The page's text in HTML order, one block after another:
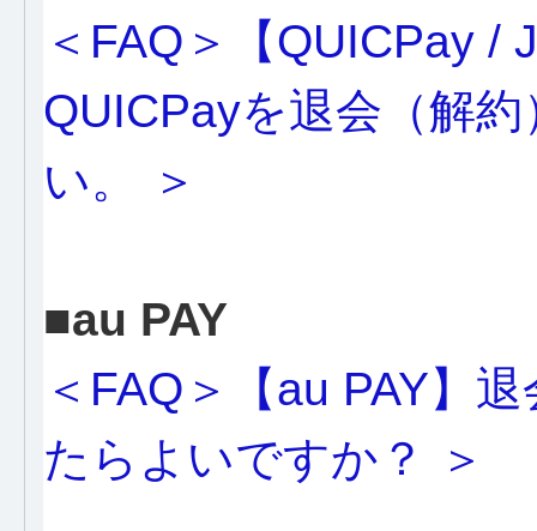
＜FAQ＞【QUICPay /
QUICPayを退会（解
い。 ＞
■au PAY
＜FAQ＞【au PAY】
たらよいですか？ ＞